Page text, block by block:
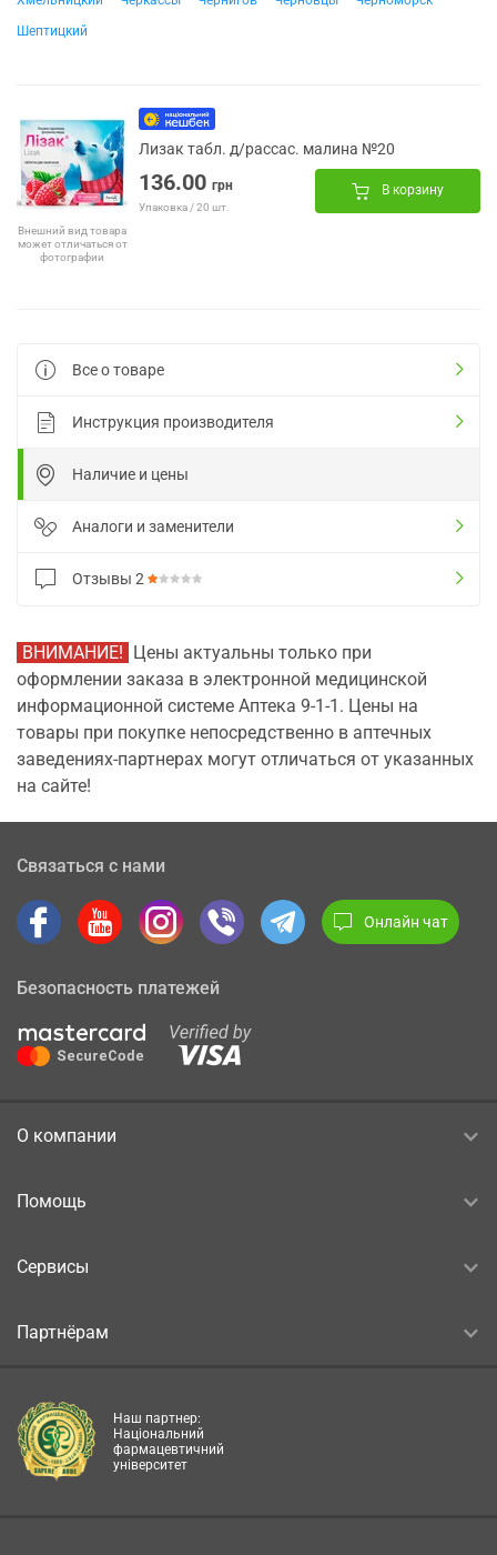
Шептицкий
Внешний вид товара
может отличаться от
фотографии
Лизак табл. д/рассас. малина №20
136.00 грн
Упаковка / 20 шт.
В корзину
Все о товаре
Инструкция производителя
Наличие и цены
Аналоги и заменители
Отзывы 2
ВНИМАНИЕ! Цены актуальны только при
оформлении заказа в электронной медицинской
информационной системе Аптека 9-1-1. Цены на
товары при покупке непосредственно в аптечных
заведениях-партнерах могут отличаться от указанных
на сайте!
Связаться с нами
Онлайн чат
Безопасность платежей
О компании
Помощь
Сервисы
Партнёрам
Наш партнер:
Національний
фармацевтичний
університет